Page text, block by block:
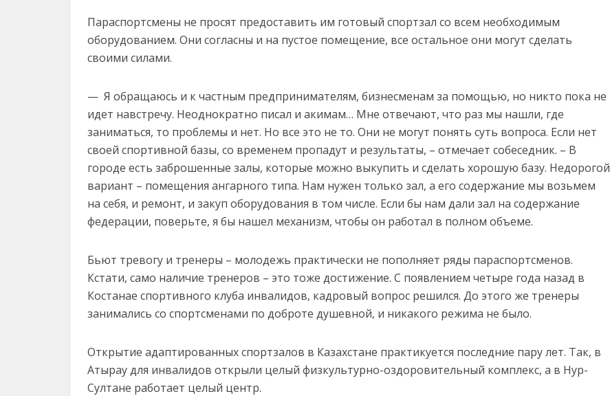
Параспортсмены не просят предоставить им готовый спортзал со всем необходимым
оборудованием. Они согласны и на пустое помещение, все остальное они могут сделать
своими силами.
— Я обращаюсь и к частным предпринимателям, бизнесменам за помощью, но никто пока не
идет навстречу. Неоднократно писал и акимам… Мне отвечают, что раз мы нашли, где
заниматься, то проблемы и нет. Но все это не то. Они не могут понять суть вопроса. Если нет
своей спортивной базы, со временем пропадут и результаты, – отмечает собеседник. – В
городе есть заброшенные залы, которые можно выкупить и сделать хорошую базу. Недорогой
вариант – помещения ангарного типа. Нам нужен только зал, а его содержание мы возьмем
на себя, и ремонт, и закуп оборудования в том числе. Если бы нам дали зал на содержание
федерации, поверьте, я бы нашел механизм, чтобы он работал в полном объеме.
Бьют тревогу и тренеры – молодежь практически не пополняет ряды параспортсменов.
Кстати, само наличие тренеров – это тоже достижение. С появлением четыре года назад в
Костанае спортивного клуба инвалидов, кадровый вопрос решился. До этого же тренеры
занимались со спортсменами по доброте душевной, и никакого режима не было.
Открытие адаптированных спортзалов в Казахстане практикуется последние пару лет. Так, в
Атырау для инвалидов открыли целый физкультурно-оздоровительный комплекс, а в Нур-
Султане работает целый центр.